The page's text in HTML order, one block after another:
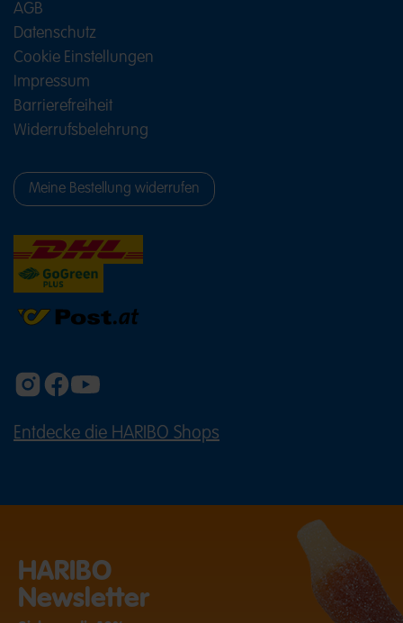
AGB
Datenschutz
Cookie Einstellungen
Impressum
Barrierefreiheit
Widerrufsbelehrung
Meine Bestellung widerrufen
Entdecke die HARIBO Shops
HARIBO
Newsletter